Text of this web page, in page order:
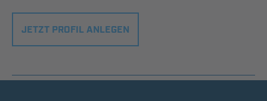
JETZT PROFIL ANLEGEN